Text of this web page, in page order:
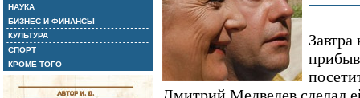
НАУКА
БИЗНЕС И ФИНАНСЫ
КУЛЬТУРА
СПОРТ
КРОМЕ ТОГО